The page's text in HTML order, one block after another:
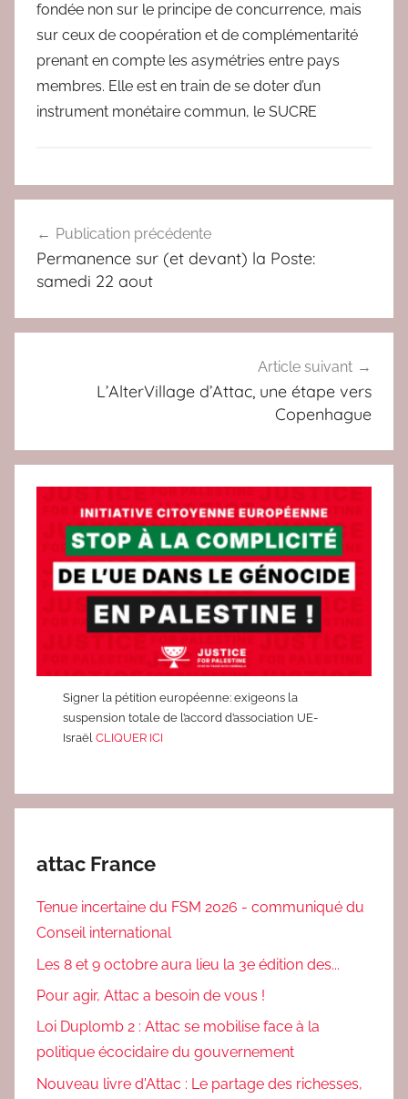
fondée non sur le principe de concurrence, mais
sur ceux de coopération et de complémentarité
prenant en compte les asymétries entre pays
membres. Elle est en train de se doter d’un
instrument monétaire commun, le SUCRE
A
U
n
d
de
l’article
Publication précédente
Permanence sur (et devant) la Poste:
samedi 22 aout
Article suivant
L’AlterVillage d’Attac, une étape vers
Copenhague
Signer la pétition européenne: exigeons la
suspension totale de l’accord d’association UE-
IsraëlCLIQUER ICI
attac France
Tenue incertaine du FSM 2026 - communiqué du
Conseil international
Les 8 et 9 octobre aura lieu la 3e édition des...
Pour agir, Attac a besoin de vous !
Loi Duplomb 2 : Attac se mobilise face à la
politique écocidaire du gouvernement
Nouveau livre d'Attac : Le partage des richesses,